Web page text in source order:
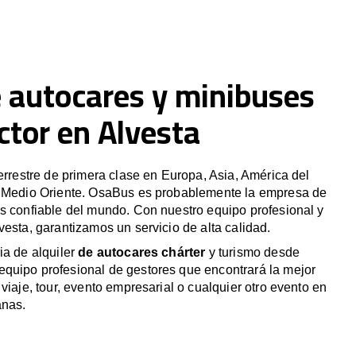
y minibuses
en Alvesta
de primera clase en Europa, Asia, América del
Oriente. OsaBus es probablemente la empresa de
confiable del mundo. Con nuestro equipo profesional y
garantizamos un servicio de alta calidad.
de alquilerde autocares chárter y turismo desde
profesional de gestores que encontrará la mejor
tour, evento empresarial o cualquier otro evento en